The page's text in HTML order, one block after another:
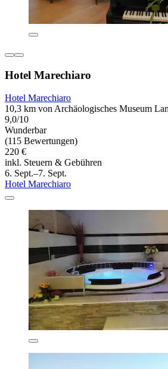
Hotel Marechiaro
Hotel Marechiaro
10,3 km von Archäologisches Museum
9,0/10
Wunderbar
(115 Bewertungen)
220 €
inkl. Steuern & Gebühren
6. Sept.–7. Sept.
Hotel Marechiaro